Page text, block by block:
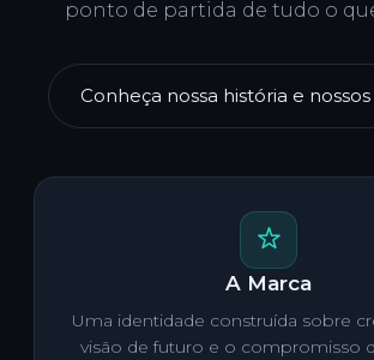
ponto de partida de tudo o
Conheça nossa história e
A Marca
Uma identidade construída sobre
visão de futuro e o compromisso